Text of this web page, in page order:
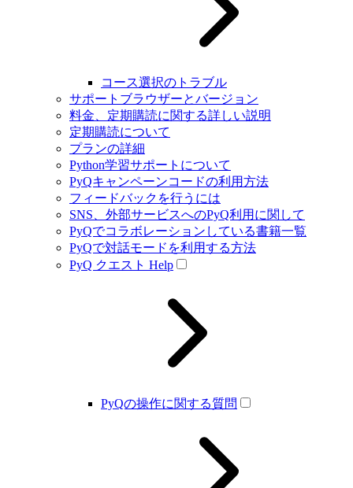
コース選択のトラブル
サポートブラウザーとバージョン
料金、定期購読に関する詳しい説明
定期購読について
プランの詳細
Python学習サポートについて
PyQキャンペーンコードの利用方法
フィードバックを行うには
SNS、外部サービスへのPyQ利用に関して
PyQでコラボレーションしている書籍一覧
PyQで対話モードを利用する方法
PyQ クエスト Help
PyQの操作に関する質問